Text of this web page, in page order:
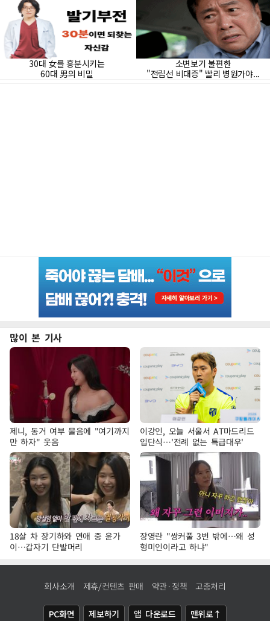
많이 본 기사
제니, 동거 여부 물음에 "여기까지
만 하자" 웃음
이강인, 오늘 서울서 AT마드리드
입단식…'전례 없는 특급대우'
18살 차 장기하와 연애 중 윤가
이…갑자기 단발머리
장영란 "쌍커풀 3번 밖에…왜 성
형미인이라고 하냐"
회사소개 제휴/컨텐츠 판매 약관·정책 고충처리
PC화면 제보하기 앱 다운로드 맨위로↑